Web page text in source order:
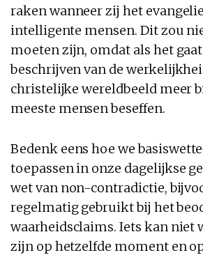
raken wanneer zij het
intelligente mensen. Dit zou
moeten zijn, omdat als het
beschrijven van de
christelijke wereldbeeld meer
meeste mensen beseffen.
Bedenk eens hoe we
toepassen in onze dagelijkse
wet van non-contradictie,
regelmatig gebruikt bij het
waarheidsclaims. Iets kan niet
zijn op hetzelfde moment en